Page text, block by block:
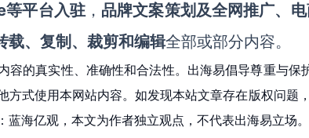
平台入驻， 品牌文案策划及全网推广、
载、复制、裁剪和编辑全部或部分内容。
容的真实性、准确性和合法性。出海易倡导尊重与
方式使用本网站内容。如发现本站文章存在版权问题
海亿观，本文为作者独立观点，不代表出海易立场。